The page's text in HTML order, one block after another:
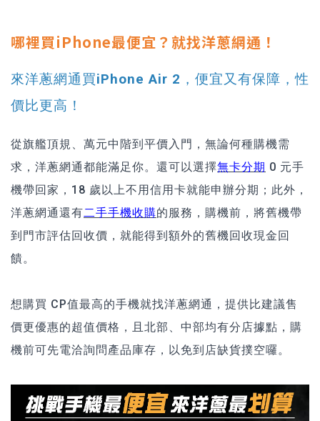
哪裡買iPhone最便宜？就找洋蔥網通！
來洋蔥網通買iPhone Air 2，便宜又有保障，性
價比更高！
從旗艦頂規、萬元中階到平價入門，無論何種購機需
求，洋蔥網通都能滿足你。還可以選擇無卡分期 0 元手
機帶回家，18 歲以上不用信用卡就能申辦分期；此外，
洋蔥網通還有二手手機收購的服務，購機前，將舊機帶
到門市評估回收價，就能得到額外的舊機回收現金回
饋。
想購買 CP值最高的手機就找洋蔥網通，提供比建議售
價更優惠的超值價格，且北部、中部均有分店據點，購
機前可先電洽詢問產品庫存，以免到店缺貨撲空囉。